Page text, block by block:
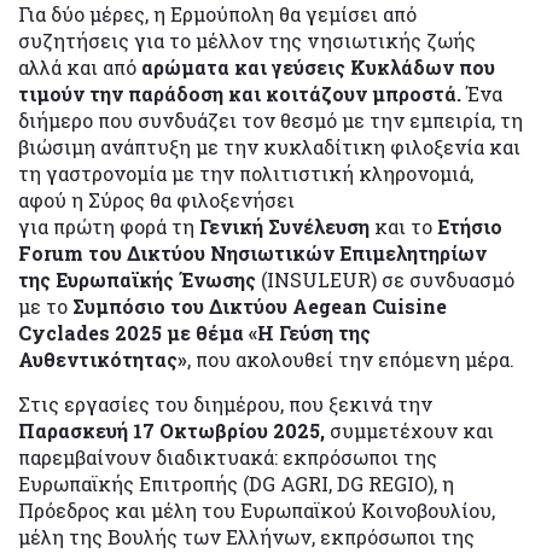
Για δύο μέρες, η Ερμούπολη θα γεμίσει από
συζητήσεις για το μέλλον της νησιωτικής ζωής
αλλά και από αρώματα και γεύσεις Κυκλάδων που
τιμούν την παράδοση και κοιτάζουν μπροστά.Ένα
διήμερο που συνδυάζει τον θεσμό με την εμπειρία, τη
βιώσιμη ανάπτυξη με την κυκλαδίτικη φιλοξενία και
τη γαστρονομία με την πολιτιστική κληρονομιά,
αφού η Σύρος θα φιλοξενήσει
για πρώτη φορά τη Γενική Συνέλευση και τοΕτήσιο
Forum του Δικτύου Νησιωτικών Επιμελητηρίων
της Ευρωπαϊκής Ένωσης (INSULEUR) σε συνδυασμό
με το Συμπόσιο του Δικτύου Aegean Cuisine
Cyclades 2025 με θέμα «Η Γεύση της
Αυθεντικότητας», που ακολουθεί την επόμενη μέρα.
Στις εργασίες του διημέρου, που ξεκινά την
Παρασκευή 17 Οκτωβρίου 2025, συμμετέχουν και
παρεμβαίνουν διαδικτυακά: εκπρόσωποι της
Ευρωπαϊκής Επιτροπής (DG AGRI, DG REGIO), η
Πρόεδρος και μέλη του Ευρωπαϊκού Κοινοβουλίου,
μέλη της Βουλής των Ελλήνων, εκπρόσωποι της